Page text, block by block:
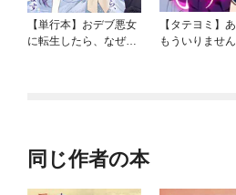
【単行本】おデブ悪女
に転生したら、なぜか
【タテヨミ】
もういりません
同じ作者の本